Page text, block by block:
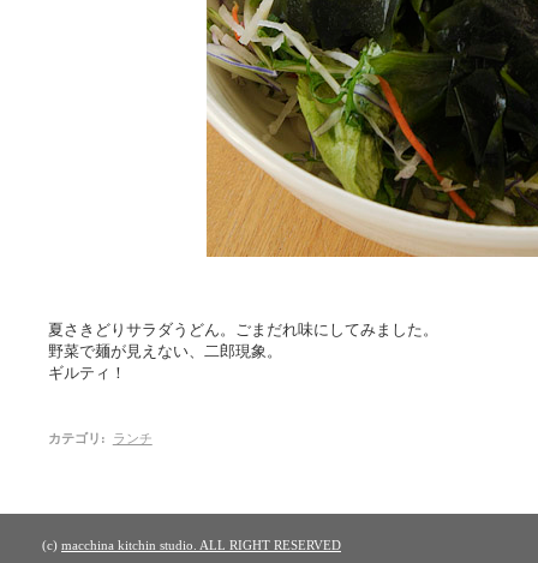
夏さきどりサラダうどん。ごまだれ味にしてみました。
野菜で麺が見えない、二郎現象。
ギルティ！
カテゴリ : ランチ
(c) macchina kitchin studio. ALL RIGHT RESERVED